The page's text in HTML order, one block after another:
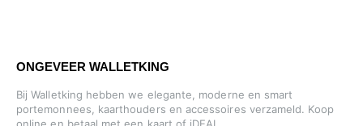
ONGEVEER WALLETKING
Bij Walletking hebben we elegante, moderne en smart
portemonnees, kaarthouders en accessoires verzameld. Koop